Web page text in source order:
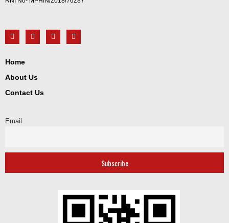
Home
About Us
Contact Us
Email